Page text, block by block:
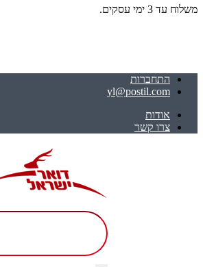
משלוח עד 3 ימי עסקים.
התחברות
yl@postil.com
אודות
צרו קשר